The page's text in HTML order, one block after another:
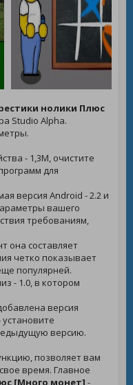
нолики Плюс
Studio Alpha.
- 1,3M, очистите
для
версия Android - 2.2 и
вашего
требованиям,
она составляет
четко показывает
популярней.
- 1.0, в котором
версия
установите
версию.
позволяет вам
время. Главное
[Много монет] -